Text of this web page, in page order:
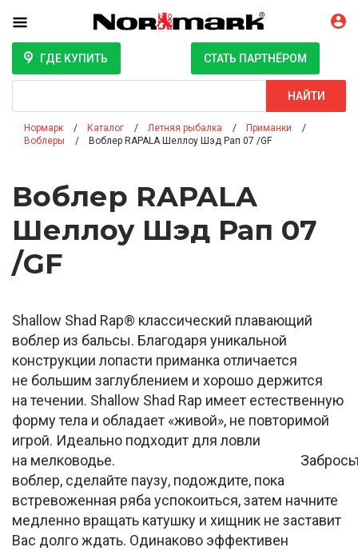
ГДЕ КУПИТЬ СТАТЬ ПАРТНЁРОМ
НАЙТИ
Нормарк Каталог Летняя рыбалка
Приманки
Воблеры
Воблер RAPALA Шеллоу Шэд Рап 07 /GF
Воблер RAPALA
Шеллоу Шэд Рап 07
/GF
Shallow Shad Rap® классический плавающий
воблер из бальсы. Благодаря уникальной
конструкции лопасти приманка отличается
не большим заглублением и хорошо держится
на течении. Shallow Shad Rap имеет естественную
форму тела и обладает «живой», не повторимой
игрой. Идеально подходит для ловли
на мелководье.
воблер, сделайте паузу, подождите, пока
встревоженная ряба успокоиться, затем начните
медленно вращать катушку и хищник не заставит
Вас долго ждать. Одинаково эффективен